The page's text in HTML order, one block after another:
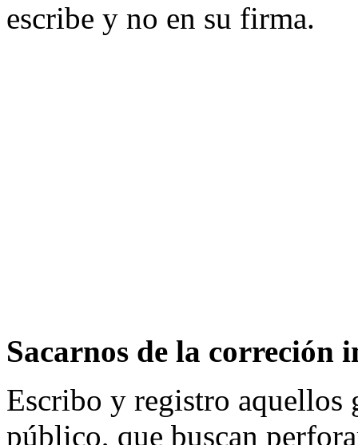
escribe y no en su firma.
Sacarnos de la correción
Escribo y registro aquellos
público, que buscan